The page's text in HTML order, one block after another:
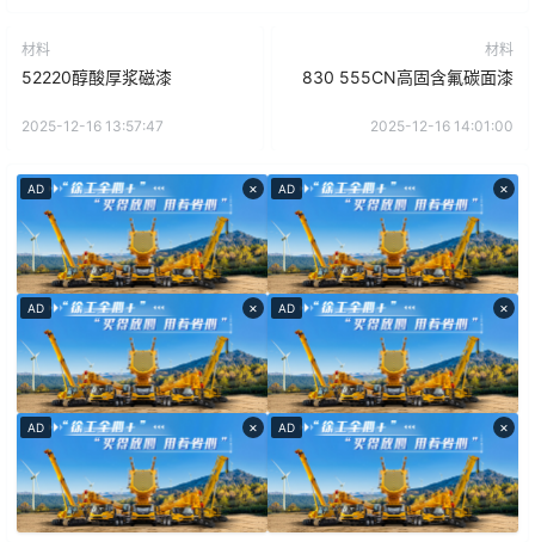
材料
52220醇酸厚浆磁漆
2025-12-16 13:57:47
材料
830 555CN高固含氟碳面漆
2025-12-16 14:01:00
×
AD ×
AD
×
AD ×
AD
×
AD ×
AD